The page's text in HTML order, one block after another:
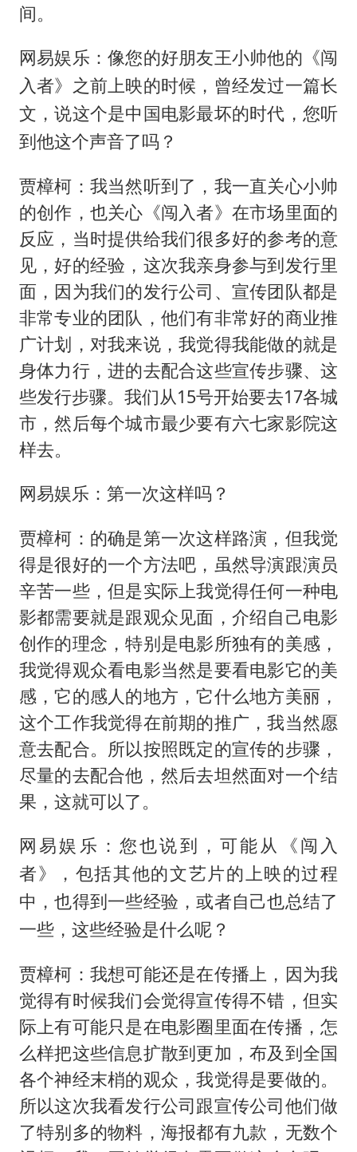
间。
网易娱乐：像您的好朋友王小帅他的《闯
入者》之前上映的时候，曾经发过一篇长
文，说这个是中国电影最坏的时代，您听
到他这个声音了吗？
贾樟柯：我当然听到了，我一直关心小帅
的创作，也关心《闯入者》在市场里面的
反应，当时提供给我们很多好的参考的意
见，好的经验，这次我亲身参与到发行里
面，因为我们的发行公司、宣传团队都是
非常专业的团队，他们有非常好的商业推
广计划，对我来说，我觉得我能做的就是
身体力行，进的去配合这些宣传步骤、这
些发行步骤。我们从15号开始要去17各城
市，然后每个城市最少要有六七家影院这
样去。
网易娱乐：第一次这样吗？
贾樟柯：的确是第一次这样路演，但我觉
得是很好的一个方法吧，虽然导演跟演员
辛苦一些，但是实际上我觉得任何一种电
影都需要就是跟观众见面，介绍自己电影
创作的理念，特别是电影所独有的美感，
我觉得观众看电影当然是要看电影它的美
感，它的感人的地方，它什么地方美丽，
这个工作我觉得在前期的推广，我当然愿
意去配合。所以按照既定的宣传的步骤，
尽量的去配合他，然后去坦然面对一个结
果，这就可以了。
网易娱乐：您也说到，可能从《闯入
者》，包括其他的文艺片的上映的过程
中，也得到一些经验，或者自己也总结了
一些，这些经验是什么呢？
贾樟柯：我想可能还是在传播上，因为我
觉得有时候我们会觉得宣传得不错，但实
际上有可能只是在电影圈里面在传播，怎
么样把这些信息扩散到更加，布及到全国
各个神经末梢的观众，我觉得是要做的。
所以这次我看发行公司跟宣传公司他们做
了特别多的物料，海报都有九款，无数个